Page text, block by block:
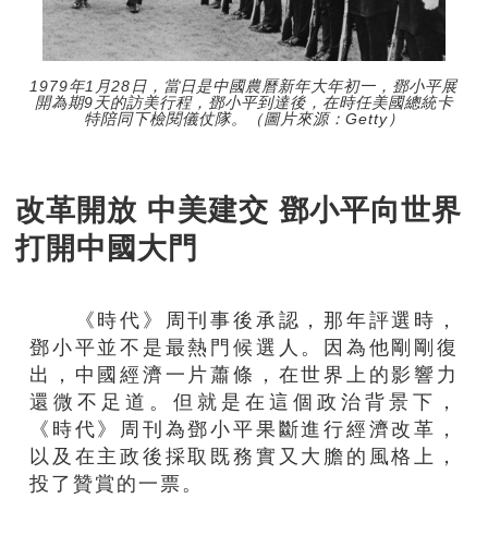
1979年1月28日，當日是中國農曆新年大年初一，鄧小平展
開為期9天的訪美行程，鄧小平到達後，在時任美國總統卡
特陪同下檢閱儀仗隊。（圖片來源：Getty）
改革開放 中美建交 鄧小平向世界
打開中國大門
《時代》周刊事後承認，那年評選時，
鄧小平並不是最熱門候選人。因為他剛剛復
出，中國經濟一片蕭條，在世界上的影響力
還微不足道。但就是在這個政治背景下，
《時代》周刊為鄧小平果斷進行經濟改革，
以及在主政後採取既務實又大膽的風格上，
投了贊賞的一票。